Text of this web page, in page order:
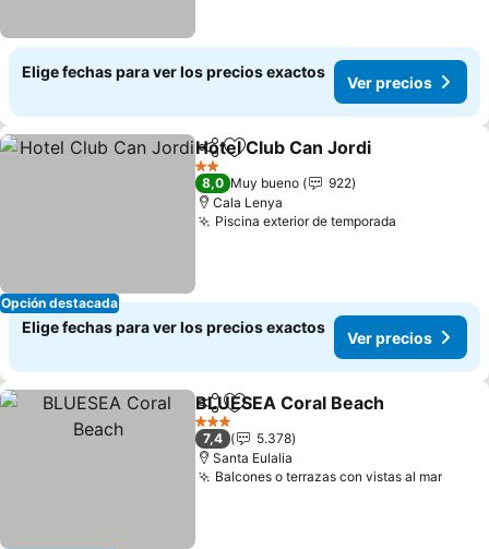
Elige fechas para ver los precios exactos
Ver precios
Opción destacada
CompartirAgregar a favoritos
Hotel Club Can Jordi
2 Estrellas
8,0 Muy bueno
922
Cala Lenya
Piscina exterior de temporada
Elige fechas para ver los precios exactos
Ver precios
CompartirAgregar a favoritos
BLUESEA Coral Beach
3 Estrellas
7,4
5.378
Santa Eulalia
Balcones o terrazas con vistas al mar